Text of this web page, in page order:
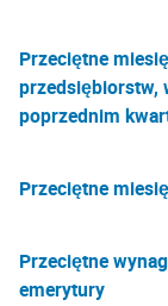
Przeciętne
przedsiębiorstw,
poprzednim
Przeciętne
Przeciętne
emerytury